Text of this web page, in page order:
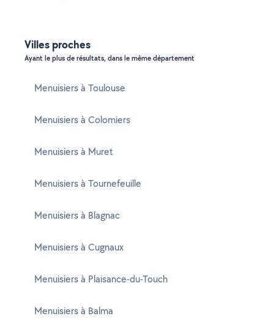
Villes proches
Ayant le plus de résultats, dans le même département
Menuisiers à Toulouse
Menuisiers à Colomiers
Menuisiers à Muret
Menuisiers à Tournefeuille
Menuisiers à Blagnac
Menuisiers à Cugnaux
Menuisiers à Plaisance-du-Touch
Menuisiers à Balma